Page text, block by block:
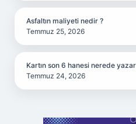
Asfaltın maliyeti nedir ?
Temmuz 25, 2026
Kartın son 6 hanesi nerede
Temmuz 24, 2026